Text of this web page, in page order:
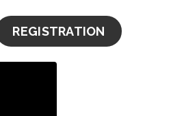
REGISTRATION